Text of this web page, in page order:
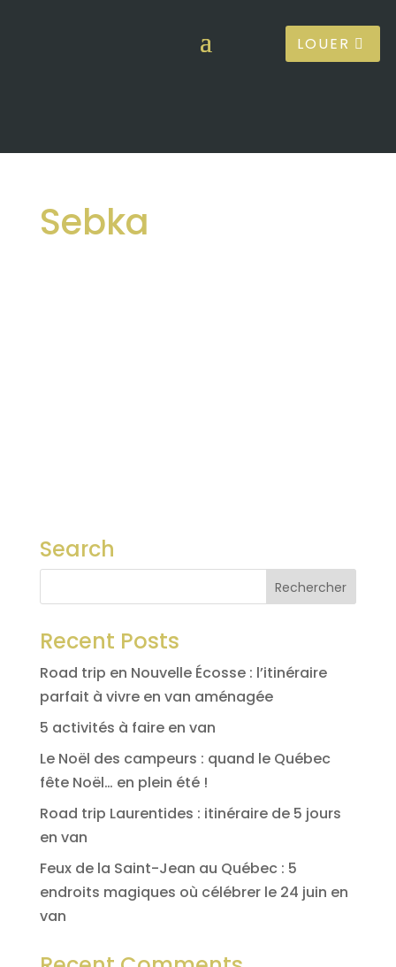
LOUER
Sebka
Search
Recent Posts
Road trip en Nouvelle Écosse : l’itinéraire
parfait à vivre en van aménagée
5 activités à faire en van
Le Noël des campeurs : quand le Québec
fête Noël… en plein été !
Road trip Laurentides : itinéraire de 5 jours
en van
Feux de la Saint-Jean au Québec : 5
endroits magiques où célébrer le 24 juin en
van